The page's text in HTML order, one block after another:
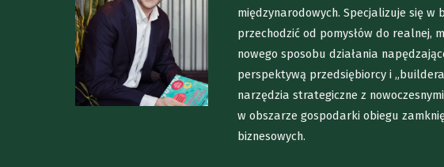
międzynarodowych. Specjalizuje się
przechodzić od pomysłów do realnej,
nowego sposobu działania
perspektywą przedsiębiorcy i
narzędzia strategiczne z
w obszarze gospodarki obiegu
biznesowych.